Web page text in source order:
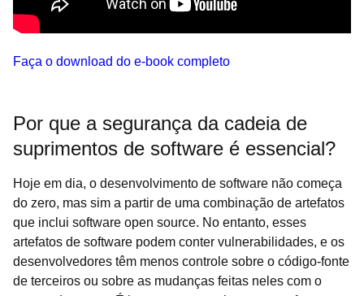
Por que a segurança da cadeia de
suprimentos de software é essencial?
do zero, mas sim a partir de uma combinação de artefatos
que inclui software open source. No entanto, esses
artefatos de software podem conter vulnerabilidades, e os
desenvolvedores têm menos controle sobre o código-fonte
de terceiros ou sobre as mudanças feitas neles com o
passar do tempo. É importante ressaltar que o software